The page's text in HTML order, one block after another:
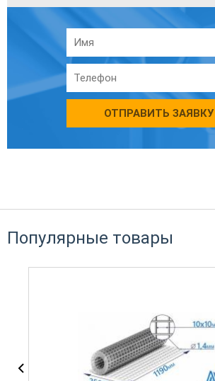
ОТПРАВИТЬ ЗАЯВКУ
Популярные товары